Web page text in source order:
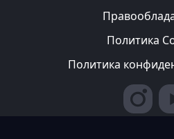
Политика
Политика